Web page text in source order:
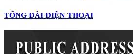
TỔNG ĐÀI ĐIỆN THOẠI